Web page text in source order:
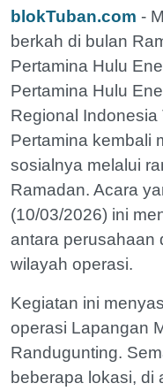
blokTuban.com -
berkah di bulan
Pertamina Hulu
Pertamina Hulu
Regional
Pertamina kembali
sosialnya melalui
Ramadan. Acara
(10/03/2026) ini
antara perusahaan
wilayah operasi.
Kegiatan ini
operasi Lapangan
Randugunting.
beberapa lokasi, di